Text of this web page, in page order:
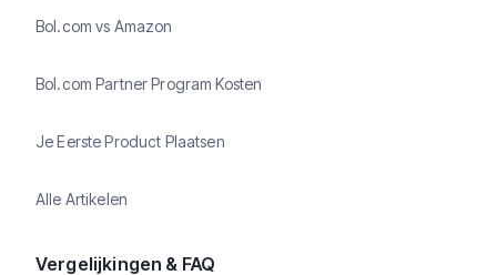
Bol.com vs Amazon
Bol.com Partner Program Kosten
Je Eerste Product Plaatsen
Alle Artikelen
Vergelijkingen & FAQ